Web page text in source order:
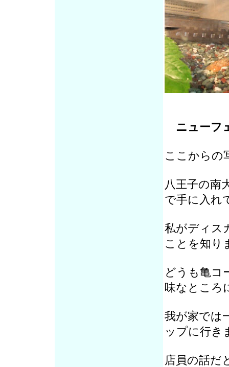
ニューフ
ここからの
八王子の南
で手に入れ
私がディス
ことを知り
どうも亀コ
味なところ
我が家では
ップに行き
店員の話だ